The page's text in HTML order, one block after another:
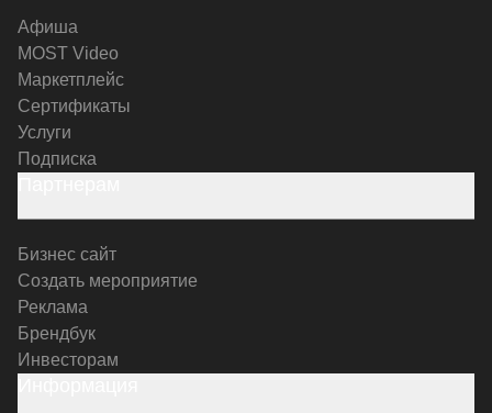
Афиша
MOST Video
Маркетплейс
Сертификаты
Услуги
Подписка
Бизнес сайт
Создать мероприятие
Реклама
Брендбук
Инвесторам